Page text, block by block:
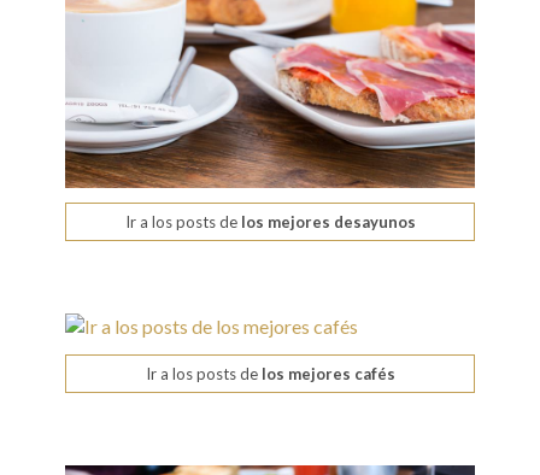
Ir a los posts delos mejores desayunos
Ir a los posts delos mejores cafés